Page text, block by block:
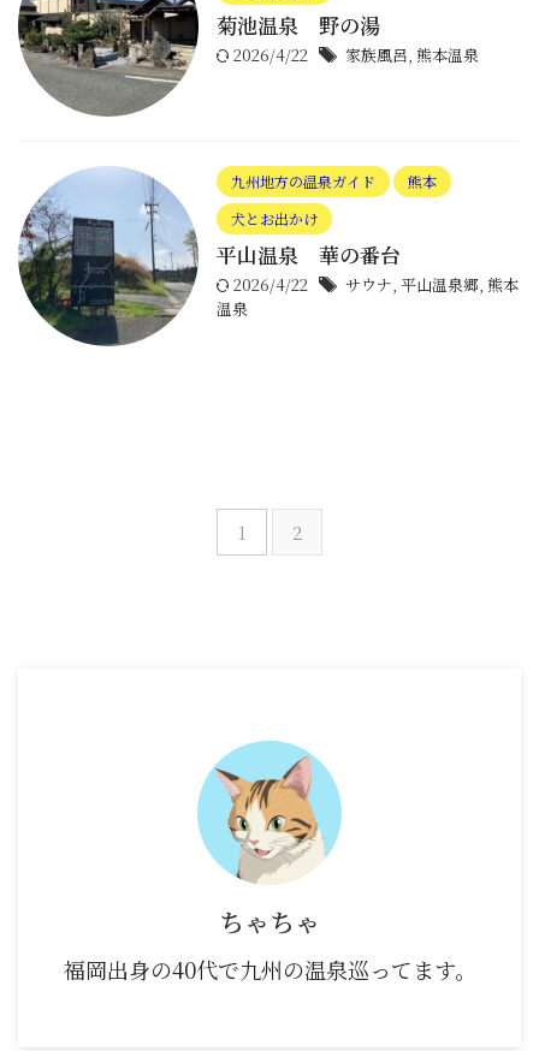
菊池温泉 野の湯
2026/4/22 家族風呂, 熊本温泉
九州地方の温泉ガイド
熊本
犬とお出かけ
平山温泉 華の番台
2026/4/22 サウナ, 平山温泉郷, 熊本
温泉
1 2
ちゃちゃ
福岡出身の40代で九州の温泉巡ってます。